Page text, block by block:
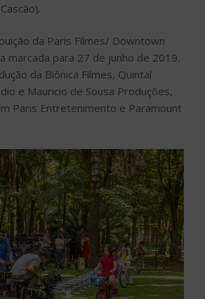
da Paris Filmes/ Downtown
marcada para 27 de junho de 2019.
da Biônica Filmes, Quintal
e Mauricio de Sousa Produções,
Paris Entretenimento e Paramount